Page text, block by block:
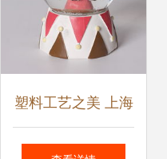
塑料工艺之美 上海
与泉州的水球工艺